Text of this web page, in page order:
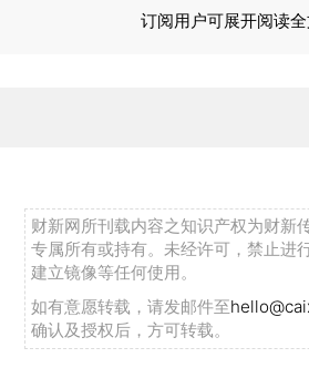
最新的数据挖掘技术手段，从
境、社会和公司治理）的宏观
中，环境（E）指标主要关注
规避以及绿色企业发展；社会
产品质量、生产安全、劳工问
司治理（G）指标主要关注企
订阅用户可展开阅读
财新网所刊载内容之知识产权为财新
专属所有或持有。未经许可，禁止进
建立镜像等任何使用。
如有意愿转载，请发邮件至
确认及授权后，方可转载。